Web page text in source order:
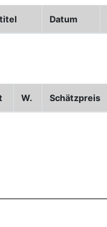
Bild3
Datum
W. Schätzpreis